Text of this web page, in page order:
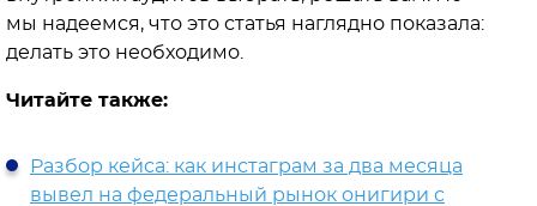
мы надеемся, что это статья наглядно показала:
делать это необходимо.
Читайте также:
Разбор кейса: как инстаграм за два месяца
вывел на федеральный рынок онигири с